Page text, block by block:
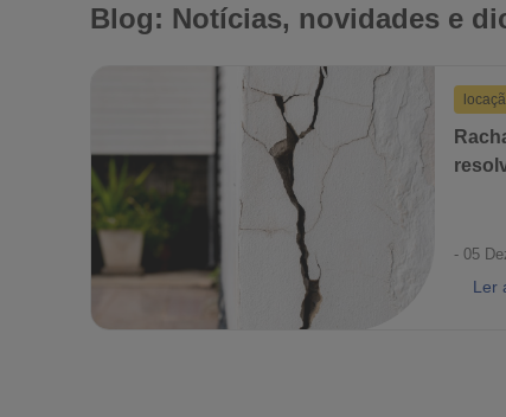
Blog: Notícias, novidades e
- 05
Ler